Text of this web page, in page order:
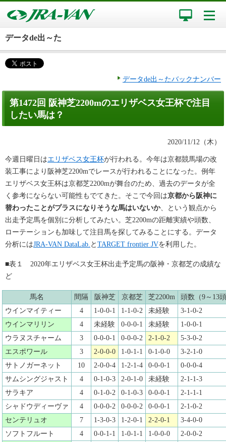
データde出～た
データde出～たバックナンバー
第1472回 阪神芝2200mのエリザベス女王杯で注目
したい馬は？
2020/11/12（木）
今週日曜日はエリザベス女王杯が行われる。今年は京都競馬場の改
装工事により阪神芝2200mでレースが行われることになった。例年
エリザベス女王杯は京都芝2200mが舞台のため、過去のデータが全
く参考にならない可能性もでてきた。そこで今回は京都から阪神に
替わったことがプラスになりそうな馬はいないか、という観点から
出走予定馬を個別に分析してみたい。芝2200mの距離実績や頭数、
ローテーションも加味して注目馬を探してみることにする。データ
分析にはJRA-VAN DataLab. と TARGET frontier JVを利用した。
■表１ 2020年エリザベス女王杯出走予定馬の阪神・京都芝の成績な
ど
馬名 間隔 阪神芝 京都芝 芝2200m
頭数（9～13
ウインマイティー
4 1-0-0-1 1-1-0-2 未経験
3-1-0-2
ウインマリリン
4 未経験 0-0-0-1 未経験
1-0-0-1
ウラヌスチャーム
3 0-0-0-1 0-0-0-2 2-1-0-2
5-3-0-2
エスポワール
3 2-0-0-0 1-0-1-1 0-1-0-0
3-2-1-0
サトノガーネット
10 2-0-0-4 1-2-1-4 0-0-0-1
0-0-0-4
サムシングジャスト
4 0-1-0-3 2-0-1-0 未経験
2-1-1-3
サラキア
4 0-1-0-2 0-1-0-3 0-0-0-1
2-1-1-1
シャドウディーヴァ
4 0-0-0-2 0-0-0-2 0-0-0-1
2-1-0-2
センテリュオ
7 1-3-0-3 1-2-0-1 2-2-0-1
3-4-0-0
ソフトフルート
4 0-0-1-1 1-0-1-1 1-0-0-0
2-0-0-2